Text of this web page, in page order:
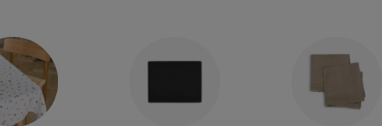
вибирайте класичний колір, щоб легко
що вінілові скатертини можна купити тільки в